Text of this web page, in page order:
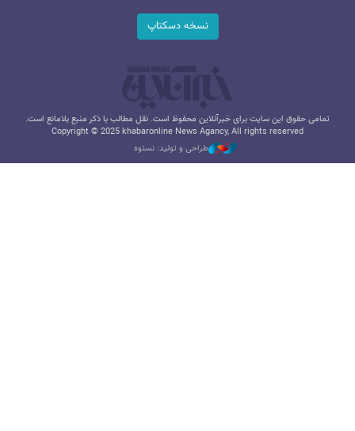
نسخه دسکتاپ
تمامی حقوق این سایت برای خبرآنلاین محفوظ است. نقل مطالب با ذکر منبع بلامانع است.
Copyright © 2025 khabaronline News Agancy, All rights reserved
طراحی و تولید: نستوه